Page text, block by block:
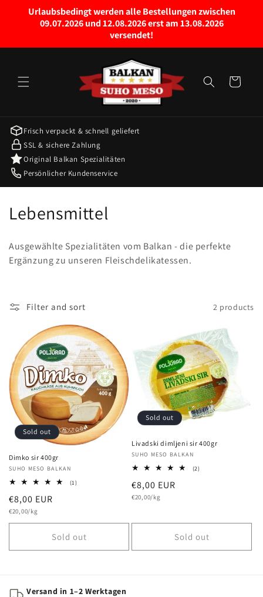
Skip to
content
Urlaubsbedingt werden alle Bestellungen zwischen
09.07.2026 und 12.08.2026 erst am 13.08.2026
versendet!
Cart
Frisch verpackt & schnell geliefert
SSL & sichere Zahlung
Original Balkan Spezialitäten
Persönlicher Kundenservice
C
l
e
i
o
n
Lebensmittel
Ausgewählte Spezialitäten vom Balkan - die perfekte
Ergänzung zu unseren Fleischdelikatessen.
Filter and sort 2 products
Sold out
Dimko sir 400gr
Vendor:
SUHO MESO BALKAN
(1)1
Regular
price
€8,00 EUR
Unit
€20,00/kg
Sold out
Sold out
Livadski dimljeni sir 400gr
Vendor:
SUHO MESO BALKAN
(2)2
Regular
price
€8,00 EUR
Unit
€20,00/kg
Sold out
Versand in 1–2 Werktagen